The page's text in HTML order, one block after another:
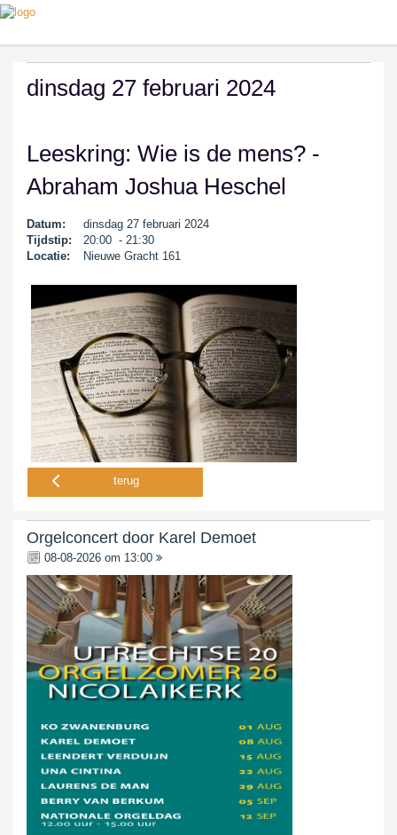
dinsdag 27 februari 2024
Leeskring: Wie is de mens? -
Abraham Joshua Heschel
Datum:
dinsdag 27 februari 2024
Tijdstip:
20:00 - 21:30
Locatie:
Nieuwe Gracht 161
terug
Orgelconcert door Karel Demoet
08-08-2026 om 13:00